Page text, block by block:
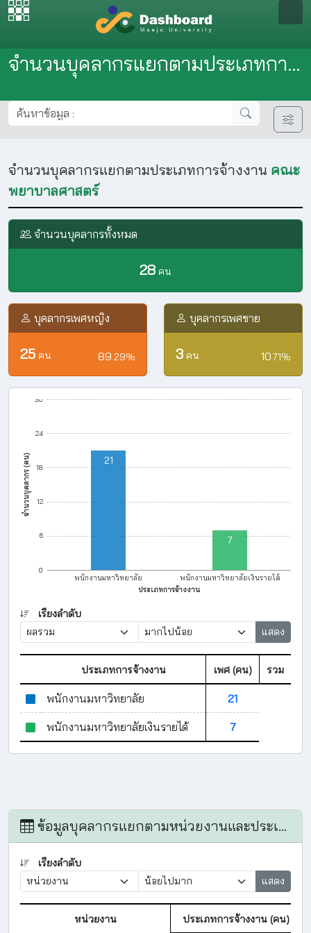
จำนวนบุคลากรแยกตามประเภทการจ้างงาน
จำนวนบุคลากรแยกตามประเภทการจ้างงาน คณะ
พยาบาลศาสตร์
จำนวนบุคลากรทั้งหมด
28 คน
บุคลากรเพศหญิง
25 คน 89.29%
บุคลากรเพศชาย
3 คน 10.71%
พนักงานมหาวิทยาลัย พนักงานมหาวิทยาลัยเงินรายได้
0
6
12
18
24
30
จำนวนบุคลากร (คน)
ประเภทการจ้างงาน
21
7
เรียงลำดับ
แสดง
ประเภทการจ้างงาน เพศ (คน) รวม
พนักงานมหาวิทยาลัย 21
พนักงานมหาวิทยาลัยเงินรายได้ 7
ข้อมูลบุคลากรแยกตามหน่วยงานและประเภทการจ้างงาน
เรียงลำดับ
แสดง
หน่วยงาน ประเภทการจ้างงาน (คน)